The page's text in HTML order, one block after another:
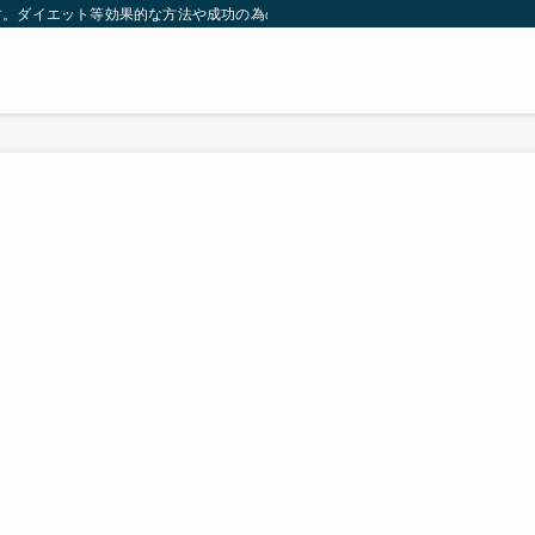
ダイエット等効果的な方法や成功の為の秘訣等。太ったり悩んでいる方々が